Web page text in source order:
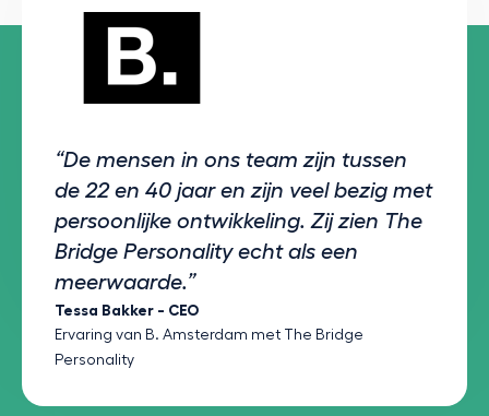
“De mensen in ons team zijn tussen
de 22 en 40 jaar en zijn veel bezig met
persoonlijke ontwikkeling. Zij zien The
Bridge Personality echt als een
meerwaarde.”
Tessa Bakker - CEO
Ervaring van B. Amsterdam met The Bridge
Personality